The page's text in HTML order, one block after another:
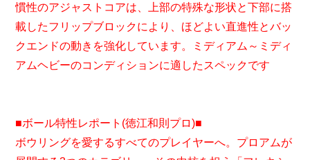
慣性のアジャストコアは、上部の特殊な形状と下部に搭
載したフリップブロックにより、ほどよい直進性とバッ
クエンドの動きを強化しています。ミディアム～ミディ
アムヘビーのコンディションに適したスペックです
■ボール特性レポート(徳江和則プロ)■
ボウリングを愛するすべてのプレイヤーへ。プロアムが